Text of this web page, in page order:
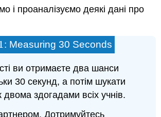
і проаналізуємо деякі дані про
: Measuring 30 Seconds
ви отримаєте два шанси
30 секунд, а потім шукати
двома здогадами всіх учнів.
Дотримуйтесь